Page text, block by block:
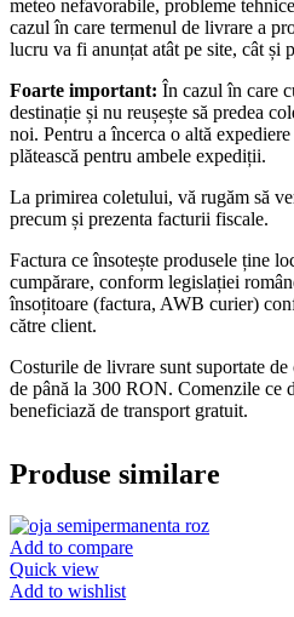
meteo nefavorabile, probleme
cazul în care termenul de livrare a
lucru va fi anunțat atât pe site, cât și
Foarte important: În cazul în care
destinație și nu reușește să predea
noi. Pentru a încerca o altă
plătească pentru ambele expediții.
La primirea coletului, vă rugăm să
precum și prezenta facturii fiscale.
Factura ce însotește produsele ține
cumpărare, conform legislației
însoțitoare (factura, AWB curier)
către client.
Costurile de livrare sunt suportate
de până la 300 RON. Comenzile ce
beneficiază de transport gratuit.
Produse similare
Add to compare
Quick view
Add to wishlist